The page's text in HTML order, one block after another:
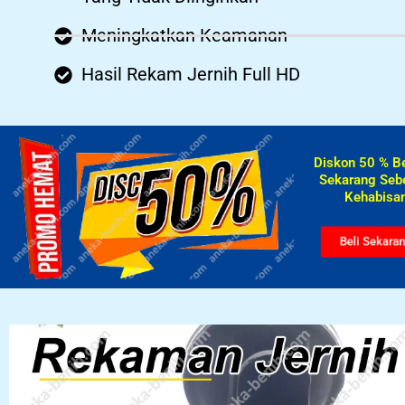
Meningkatkan Keamanan
Hasil Rekam Jernih Full HD
Diskon 50 %
Sekarang
Beli